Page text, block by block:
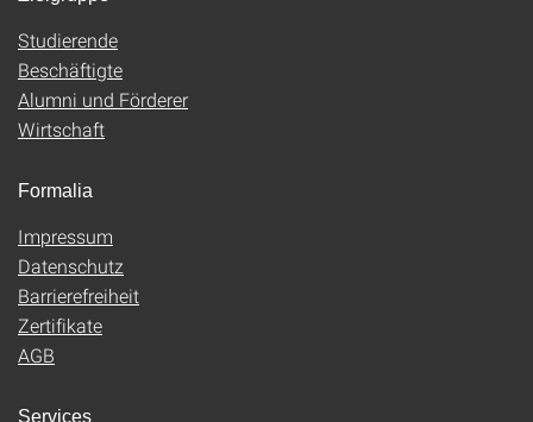
Studierende
Beschäftigte
Alumni und Förderer
Wirtschaft
Formalia
Impressum
Datenschutz
Barrierefreiheit
Zertifikate
AGB
Services